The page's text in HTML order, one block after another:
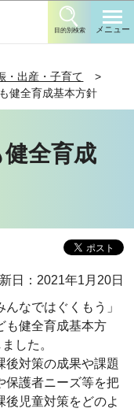
目的別検索 メニュー
・出産・子育て
健全育成基本方針
全育成
日：2021年1月20日
なではぐくもう」
も健全育成基本方
した。
後対策の成果や課題
保護者ニーズ等を把
後児童対策をどのよ